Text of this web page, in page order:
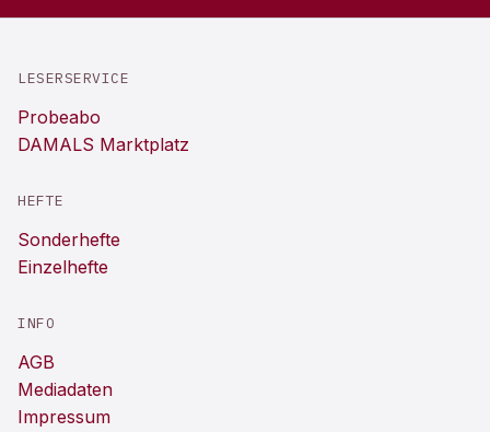
LESERSERVICE
Probeabo
DAMALS Marktplatz
HEFTE
Sonderhefte
Einzelhefte
INFO
AGB
Mediadaten
Impressum